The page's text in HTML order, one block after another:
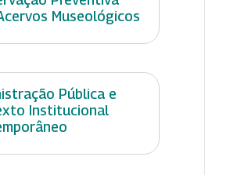
Museológicos
Pública e
Institucional